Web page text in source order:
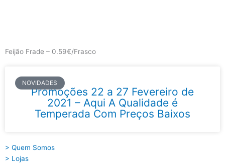
Feijão Frade – 0.59€/Frasco
NOVIDADES
Promoções 22 a 27 Fevereiro de
2021 – Aqui A Qualidade é
Temperada Com Preços Baixos
> Quem Somos
> Lojas